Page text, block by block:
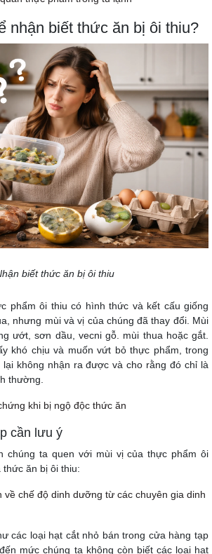
nhận biết thức ăn bị ôi thiu?
biết thức ăn bị ôi thiu
phẩm ôi thiu có hình thức và kết cấu giống
nhưng mùi và vị của chúng đã thay đổi. Mùi
ướt, sơn dầu, vecni gỗ. mùi thua hoặc gắt.
khó chịu và muốn vứt bỏ thực phẩm, trong
không nhận ra được và cho rằng đó chỉ là
thường.
khi bị ngộ độc thức ăn
cần lưu ý
chúng ta quen với mùi vị của thực phẩm ôi
ăn bị ôi thiu:
về chế độ dinh dưỡng từ các chuyên gia dinh
các loại hạt cắt nhỏ bán trong cửa hàng tạp
mức chúng ta không còn biết các loại hạt